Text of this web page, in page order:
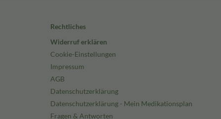
Rechtliches
Widerruf erklären
Cookie-Einstellungen
Impressum
AGB
Datenschutzerklärung
Datenschutzerklärung - Mein Medikationsplan
Fragen & Antworten